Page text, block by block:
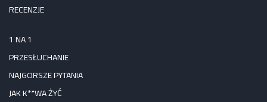
RECENZJE
1 NA 1
PRZESŁUCHANIE
NAJGORSZE PYTANIA
JAK K**WA ŻYĆ